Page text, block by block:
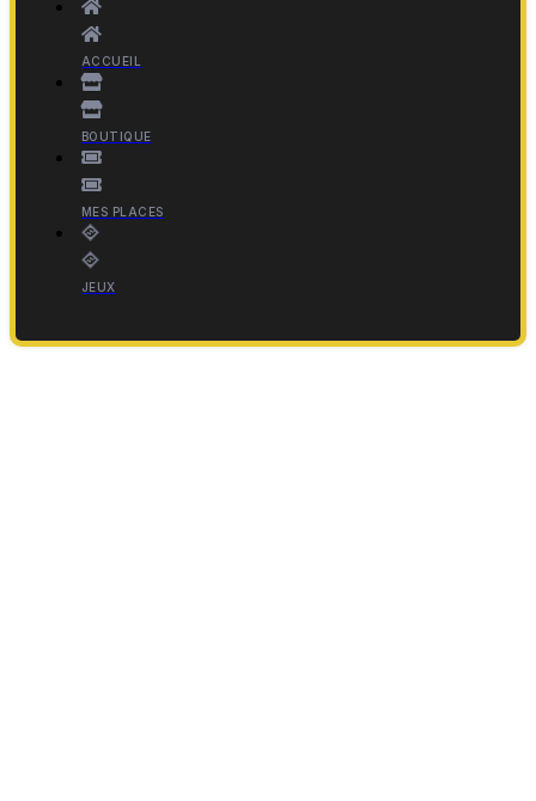
ACCUEIL
BOUTIQUE
MES PLACES
JEUX